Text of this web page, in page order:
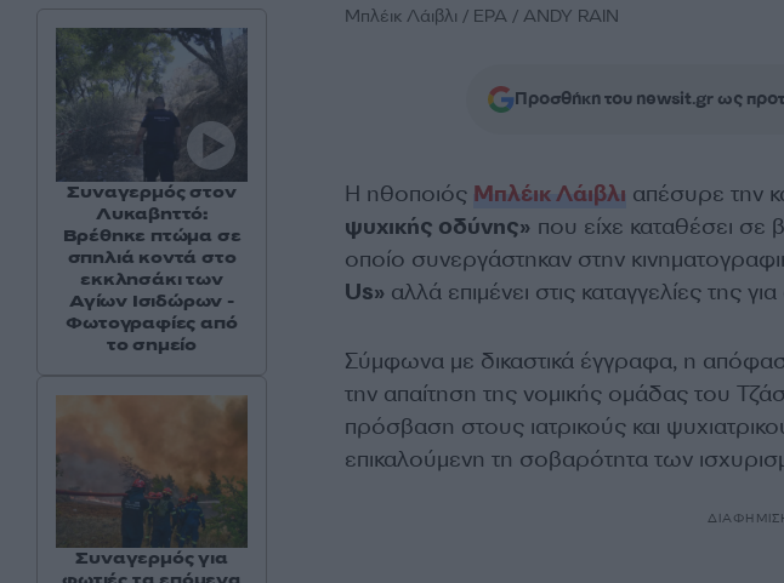
Μπλέικ Λάιβλι / EPA / ANDY RAIN
Προσθήκη του newsit.gr ως
Η ηθοποιός Μπλέικ Λάιβλι απέσυρε την
ψυχικής οδύνης» που είχε καταθέσει σε
οποίο συνεργάστηκαν στην
Us» αλλά επιμένει στις καταγγελίες της
Σύμφωνα με δικαστικά έγγραφα, η
την απαίτηση της νομικής ομάδας του
πρόσβαση στους ιατρικούς και
επικαλούμενη τη σοβαρότητα των
Συναγερμός στον
Λυκαβηττό:
Βρέθηκε πτώμα σε
σπηλιά κοντά στο
εκκλησάκι των
Αγίων Ισιδώρων -
Φωτογραφίες από
το σημείο
Συναγερμός για